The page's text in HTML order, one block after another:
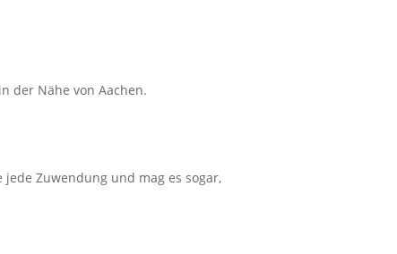
der Nähe von Aachen.
Zuwendung und mag es sogar,